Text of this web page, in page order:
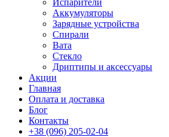
Испарители
Аккумуляторы
Зарядные устройства
Спирали
Вата
Стекло
Дриптипы и аксессуары
Акции
Главная
Оплата и доставка
Блог
Контакты
+38 (096) 205-02-04